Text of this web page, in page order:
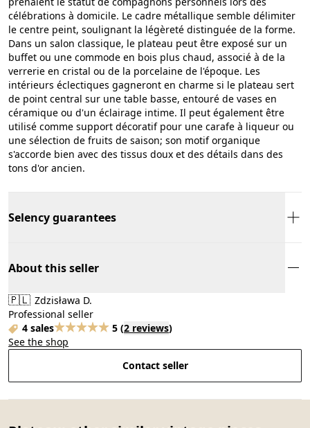
célébrations à domicile. Le cadre métallique semble délimiter
le centre peint, soulignant la légèreté distinguée de la forme.
Dans un salon classique, le plateau peut être exposé sur un
buffet ou une commode en bois plus chaud, associé à de la
verrerie en cristal ou de la porcelaine de l'époque. Les
intérieurs éclectiques gagneront en charme si le plateau sert
de point central sur une table basse, entouré de vases en
céramique ou d'un éclairage intime. Il peut également être
utilisé comme support décoratif pour une carafe à liqueur ou
une sélection de fruits de saison; son motif organique
s'accorde bien avec des tissus doux et des détails dans des
tons d'or ancien.
Selency guarantees
About this seller
🇵🇱 Zdzisława D.
Professional seller
4 sales
5 (2 reviews)
See the shop
Contact seller